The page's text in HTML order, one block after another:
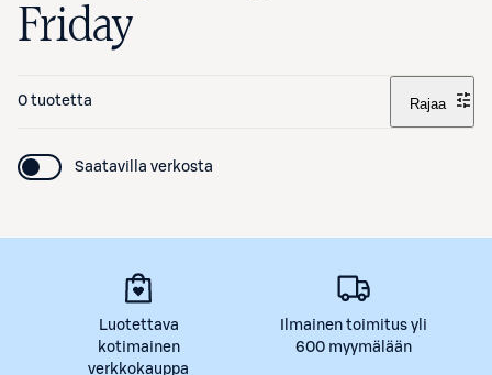
Friday
0 tuotetta Rajaa
Saatavilla verkosta
Luotettava
kotimainen
verkkokauppa
Ilmainen toimitus yli
600 myymälään